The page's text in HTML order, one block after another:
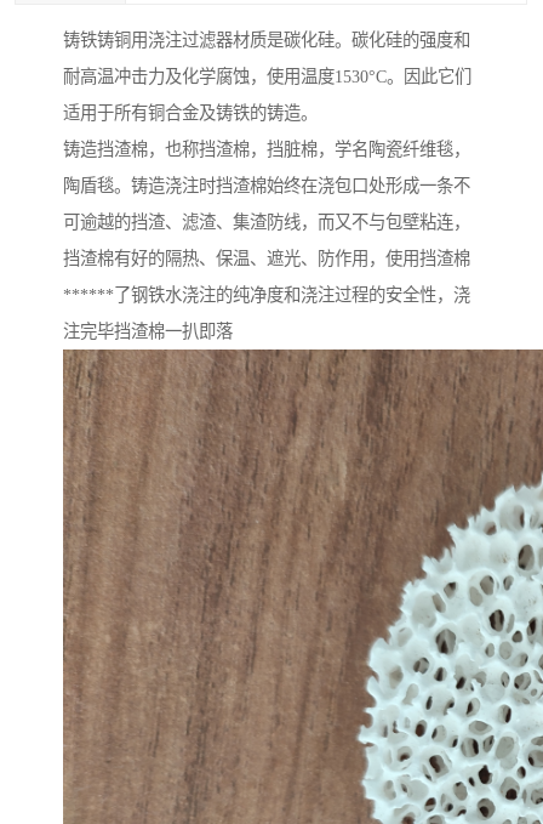
铸铁铸铜用浇注过滤器材质是碳化硅。碳化硅的强度和
耐高温冲击力及化学腐蚀，使用温度1530°C。因此它们
适用于所有铜合金及铸铁的铸造。
铸造挡渣棉，也称挡渣棉，挡脏棉，学名陶瓷纤维毯，
陶盾毯。铸造浇注时挡渣棉始终在浇包口处形成一条不
可逾越的挡渣、滤渣、集渣防线，而又不与包壁粘连，
挡渣棉有好的隔热、保温、遮光、防作用，使用挡渣棉
******了钢铁水浇注的纯净度和浇注过程的安全性，浇
注完毕挡渣棉一扒即落